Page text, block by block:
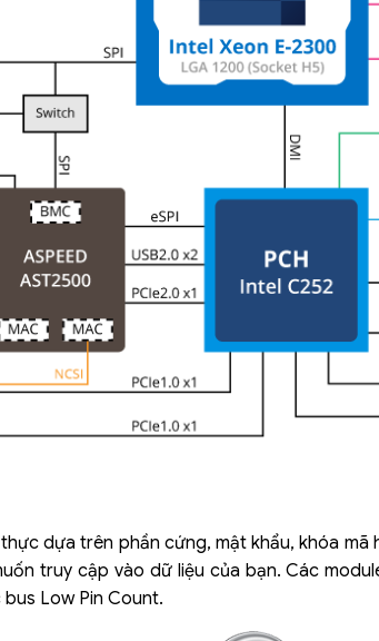
dựa trên phần cứng, mật khẩu, khóa
truy cập vào dữ liệu của bạn. Các
Low Pin Count.